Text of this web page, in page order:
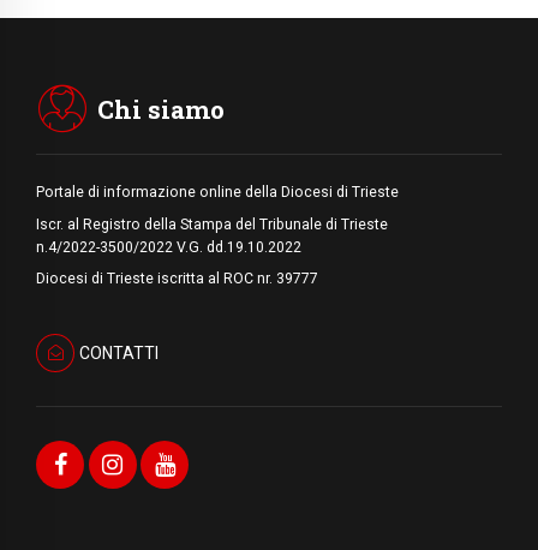
una prova difficile
Chi siamo
Portale di informazione online della Diocesi di Trieste
Iscr. al Registro della Stampa del Tribunale di Trieste
n.4/2022-3500/2022 V.G. dd.19.10.2022
Diocesi di Trieste iscritta al ROC nr. 39777
CONTATTI